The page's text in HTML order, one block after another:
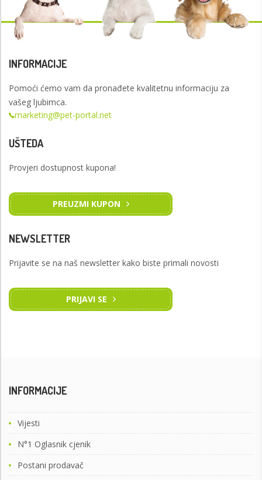
INFORMACIJE
Pomoći ćemo vam da pronađete kvalitetnu informaciju za
vašeg ljubimca.
marketing@pet-portal.net
UŠTEDA
Provjeri dostupnost kupona!
PREUZMI KUPON
NEWSLETTER
Prijavite se na naš newsletter kako biste primali novosti
PRIJAVI SE
INFORMACIJE
Vijesti
N°1 Oglasnik cjenik
Postani prodavač